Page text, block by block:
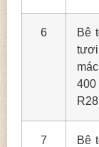
6
Bê
tươi
mác
400
R28
7
Bê